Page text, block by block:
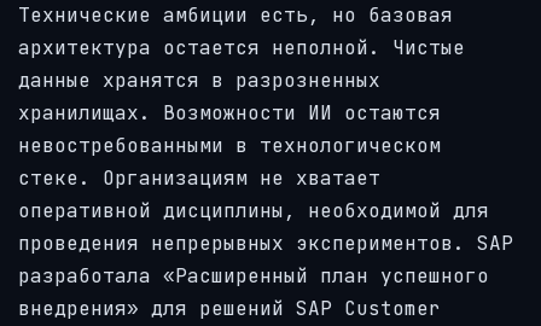
Технические амбиции есть, но базовая
архитектура остается неполной. Чистые
данные хранятся в разрозненных
хранилищах. Возможности ИИ остаются
невостребованными в технологическом
стеке. Организациям не хватает
оперативной дисциплины, необходимой для
проведения непрерывных экспериментов. SAP
разработала «Расширенный план успешного
внедрения» для решений SAP Customer